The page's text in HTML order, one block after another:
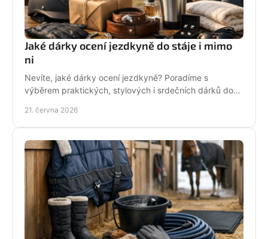
Jaké dárky ocení jezdkyně do stáje i mimo
ni
Nevíte, jaké dárky ocení jezdkyně? Poradíme s
výběrem praktických, stylových i srdečních dárků do
21. června 2026